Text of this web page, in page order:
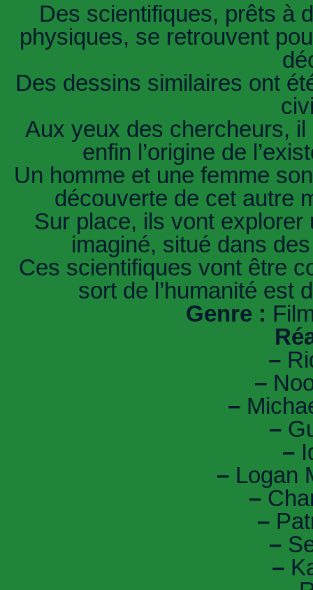
Des scientifiques, prêts à
physiques, se retrouvent
Des dessins similaires ont
Aux yeux des chercheurs, il
enfin l’origine de
Un homme et une femme
découverte de cet autre
Sur place, ils vont explorer
imaginé, situé dans
Ces scientifiques vont être
sort de l’humanité est
Genre :
–
–
–
–
–
– Logan
–
–
–
–